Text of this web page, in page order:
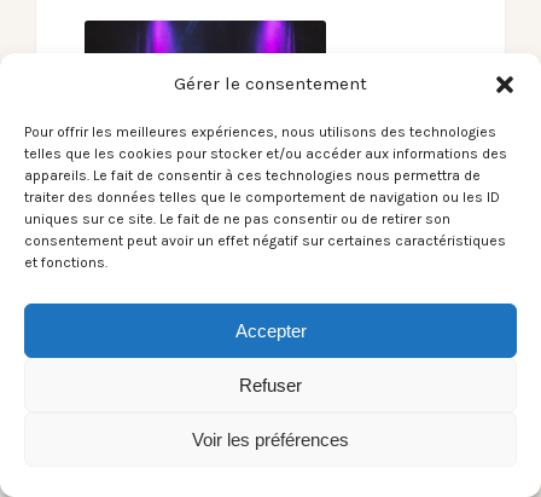
Gérer le consentement
Pour offrir les meilleures expériences, nous utilisons des technologies
telles que les cookies pour stocker et/ou accéder aux informations des
appareils. Le fait de consentir à ces technologies nous permettra de
traiter des données telles que le comportement de navigation ou les ID
uniques sur ce site. Le fait de ne pas consentir ou de retirer son
consentement peut avoir un effet négatif sur certaines caractéristiques
et fonctions.
Accepter
Refuser
Voir les préférences